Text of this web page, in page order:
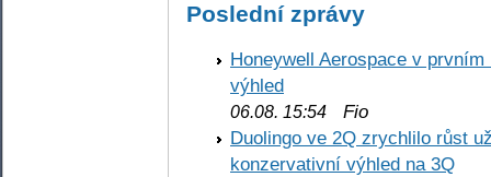
Poslední zprávy
Honeywell Aerospace v
výhled
06.08. 15:54 Fio
Duolingo ve 2Q zrychlilo růst
konzervativní výhled na 3Q